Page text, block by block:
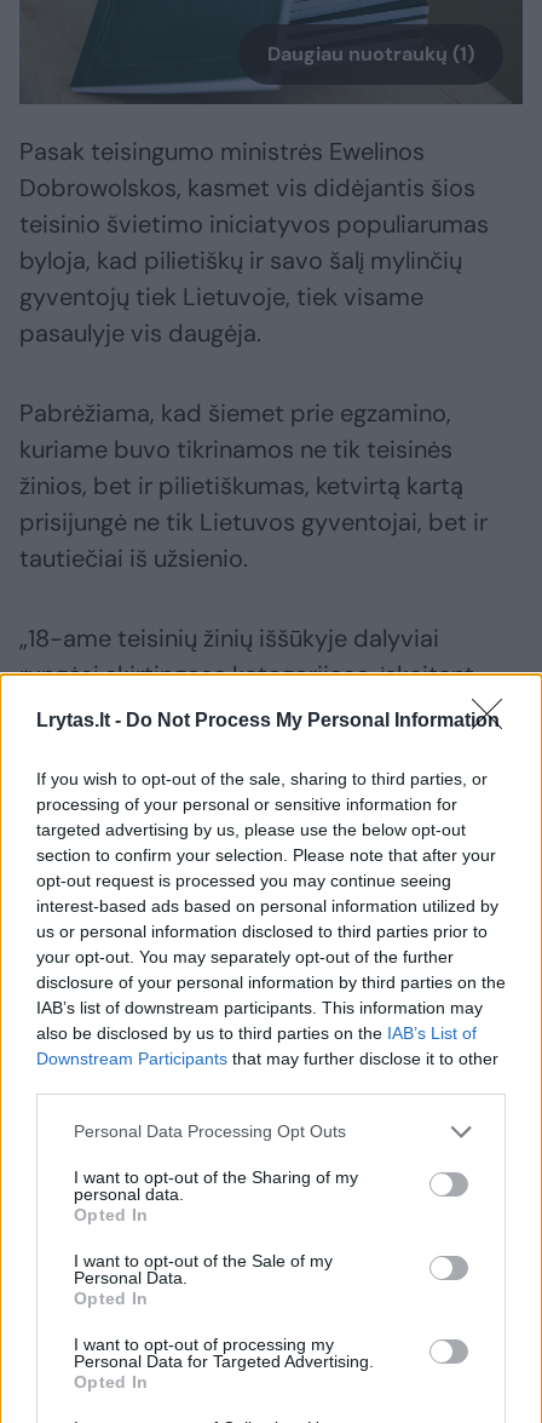
Lrytas.lt - Do Not Process My Personal Information
If you wish to opt-out of the sale, sharing to third parties, or
processing of your personal or sensitive information for
targeted advertising by us, please use the below opt-out
section to confirm your selection. Please note that after your
opt-out request is processed you may continue seeing
interest-based ads based on personal information utilized by
us or personal information disclosed to third parties prior to
your opt-out. You may separately opt-out of the further
disclosure of your personal information by third parties on the
IAB’s list of downstream participants. This information may
also be disclosed by us to third parties on the IAB’s List of
Downstream Participants that may further disclose it to other
Personal Data Processing Opt Outs
I want to opt-out of the Sharing of my
personal data.
Opted In
I want to opt-out of the Sale of my
Personal Data.
Opted In
I want to opt-out of processing my
Personal Data for Targeted Advertising.
Opted In
Daugiau nuotraukų (1)
Pasak teisingumo ministrės Ewelinos
Dobrowolskos, kasmet vis didėjantis šios
teisinio švietimo iniciatyvos populiarumas
byloja, kad pilietiškų ir savo šalį mylinčių
gyventojų tiek Lietuvoje, tiek visame
pasaulyje vis daugėja.
Pabrėžiama, kad šiemet prie egzamino,
kuriame buvo tikrinamos ne tik teisinės
žinios, bet ir pilietiškumas, ketvirtą kartą
prisijungė ne tik Lietuvos gyventojai, bet ir
tautiečiai iš užsienio.
„18-ame teisinių žinių iššūkyje dalyviai
rungėsi skirtingose kategorijose, įskaitant
geriausiai Konstituciją išmanantį pasaulio
Bus apdovanoti ir geriausiai Konstituciją
išmanantys moksleiviai (pagal klases),
geriausiai Konstituciją išmanantis
studijuojantis teisę ar teisinį išsilavinimą
turintis asmuo, geriausiai Konstituciją
išmanantis visuomenės atstovas“, –
nurodoma ministerijos pranešime.
Susiję straipsniai